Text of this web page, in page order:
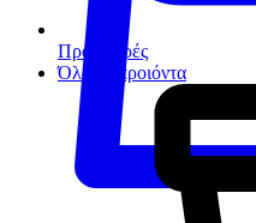
Προσφορές
Όλα τα προιόντα